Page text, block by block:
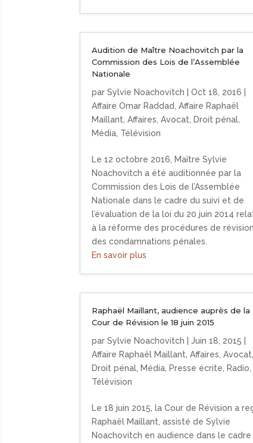
Audition de Maître Noachovitch par la
Commission des Lois de l’Assemblée
Nationale
parSylvie Noachovitch |Oct 18, 2016
Affaire Omar Raddad ,Affaire Raphaël
Maillant ,Affaires ,Avocat Droit pénal
Média Télévision
Le 12 octobre 2016, Maître Sylvie
Noachovitch a été auditionnée par la
Commission des Lois de l’Assemblée
Nationale dans le cadre du suivi et de
l’évaluation de la loi du 20 juin 2014
à la réforme des procédures de révision
des condamnations pénales.
En savoir plus
Raphaël Maillant, audience auprès de la
Cour de Révision le 18 juin 2015
parSylvie Noachovitch |Juin 18, 2015 |
Affaire Raphaël Maillant ,Affaires ,Avocat
Droit pénal ,Média ,Presse écrite ,Radio
Télévision
Le 18 juin 2015, la Cour de Révision a
Raphaël Maillant, assisté de Sylvie
Noachovitch en audience dans le cadre